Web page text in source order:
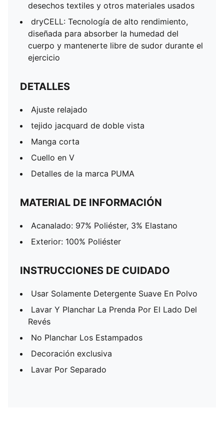
desechos textiles y otros materiales usados
dryCELL: Tecnología de alto rendimiento,
diseñada para absorber la humedad del
cuerpo y mantenerte libre de sudor durante el
ejercicio
DETALLES
Ajuste relajado
tejido jacquard de doble vista
Manga corta
Cuello en V
Detalles de la marca PUMA
MATERIAL DE INFORMACIÓN
Acanalado: 97% Poliéster, 3% Elastano
Exterior: 100% Poliéster
INSTRUCCIONES DE CUIDADO
Usar Solamente Detergente Suave En Polvo
Lavar Y Planchar La Prenda Por El Lado Del
Revés
No Planchar Los Estampados
Decoración exclusiva
Lavar Por Separado